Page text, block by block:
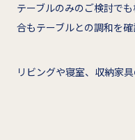
テーブルのみのご検討で
合もテーブルとの調和を確
リビングや寝室、収納家